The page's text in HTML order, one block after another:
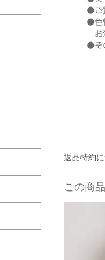
返品特約
この商